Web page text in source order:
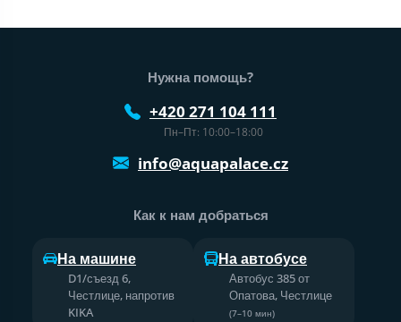
Нижний колонтитул веб-сайта
Нужна помощь?
+420 271 104 111
Пн–Пт: 10:00–18:00
info@aquapalace.cz
Как к нам добраться
На машине
D1/съезд 6,
Честлице, напротив
KIKA
На автобусе
Автобус 385 от
Опатова, Честлице
(7–10 мин)